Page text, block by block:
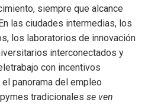
siempre que alcance
las ciudades intermedias, los
los laboratorios de innovación
interconectados y
con incentivos
el panorama del empleo
tradicionales se ven